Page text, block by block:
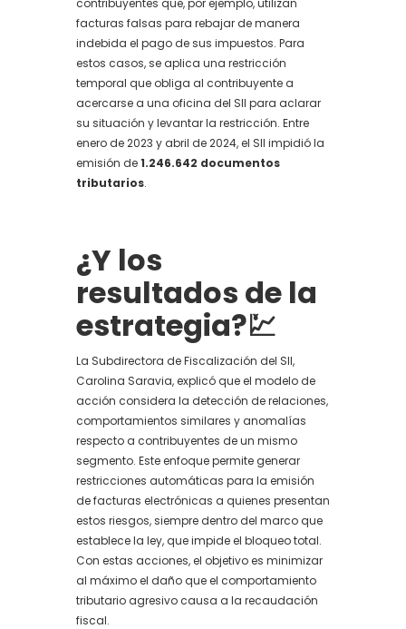
contribuyentes que, por ejemplo, utilizan
facturas falsas para rebajar de manera
indebida el pago de sus impuestos. Para
estos casos, se aplica una restricción
temporal que obliga al contribuyente a
acercarse a una oficina del SII para aclarar
su situación y levantar la restricción. Entre
enero de 2023 y abril de 2024, el SII impidió la
emisión de1.246.642 documentos
tributarios.
¿Y los
resultados de la
estrategia?💹
La Subdirectora de Fiscalización del SII,
Carolina Saravia, explicó que el modelo de
acción considera la detección de relaciones,
comportamientos similares y anomalías
respecto a contribuyentes de un mismo
segmento. Este enfoque permite generar
restricciones automáticas para la emisión
de facturas electrónicas a quienes presentan
estos riesgos, siempre dentro del marco que
establece la ley, que impide el bloqueo total.
Con estas acciones, el objetivo es minimizar
al máximo el daño que el comportamiento
tributario agresivo causa a la recaudación
fiscal.